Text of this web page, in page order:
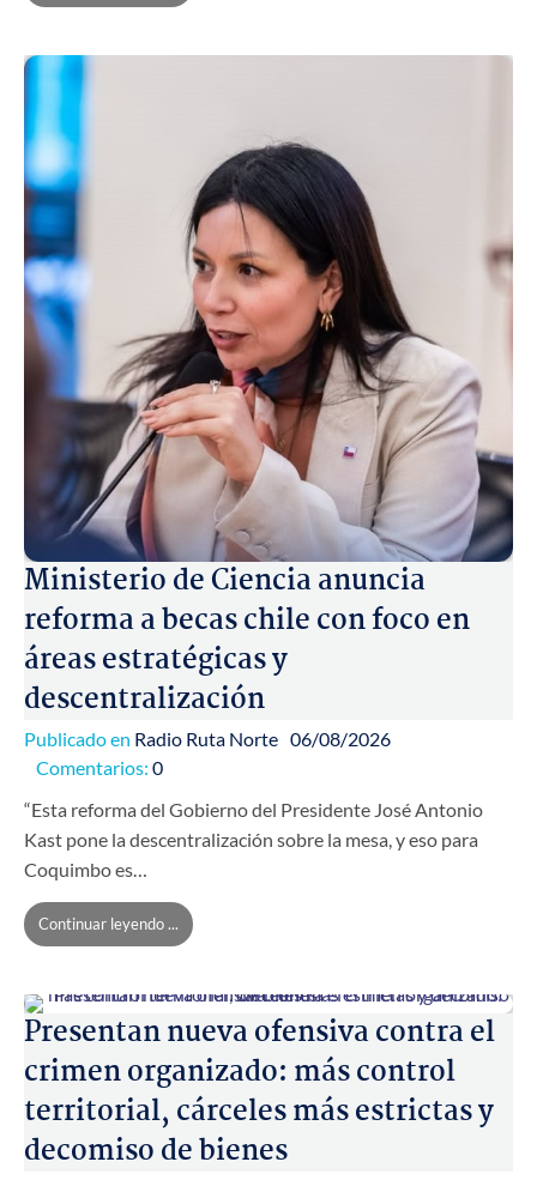
Ministerio de Ciencia anuncia
reforma a becas chile con foco en
áreas estratégicas y
descentralización
Publicado en Radio Ruta Norte 06/08/2026
Comentarios: 0
“Esta reforma del Gobierno del Presidente José Antonio
Kast pone la descentralización sobre la mesa, y eso para
Coquimbo es…
Continuar leyendo ...
Presentan nueva ofensiva contra el
crimen organizado: más control
territorial, cárceles más estrictas y
decomiso de bienes